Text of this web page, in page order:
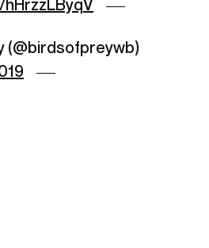
(@birdsofpreywb)